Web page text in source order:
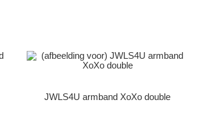
JWLS4U armband XoXo double